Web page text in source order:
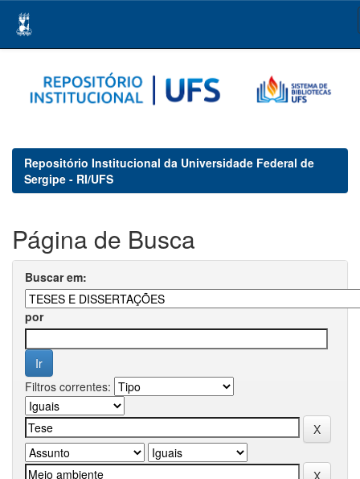
navigation
Repositório Institucional da Universidade Federal de
Sergipe - RI/UFS
Página de Busca
Buscar em:
por
Filtros correntes: